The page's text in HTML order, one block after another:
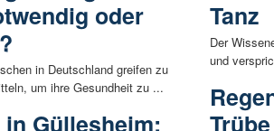
oder
in Deutschland greifen zu
um ihre Gesundheit zu ...
Güllesheim:
Tanz
Der
und